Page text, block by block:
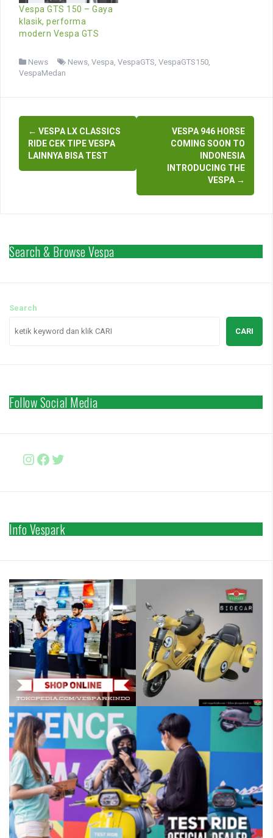
Vespa GTS 150 – Gaya
klasik, performa
modern Vespa GTS
News News Vespa VespaGTS VespaGTS150
VespaMedan
Post
navigation
← VESPA LX CLASSICS
RIDE CEK TIPE VESPA
LAINNYA BISA TEST
VESPA 946 HORSE
COMING SOON TO
INDONESIA
INTRODUCING THE
VESPA →
Search & Browse Vespa
Search
CARI
Follow Social Media
Instagram
Facebook
http://www.twitter.com/
Info Vespark